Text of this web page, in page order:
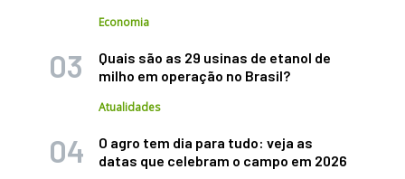
Economia
Quais são as 29 usinas de etanol de
milho em operação no Brasil?
Atualidades
O agro tem dia para tudo: veja as
datas que celebram o campo em 2026